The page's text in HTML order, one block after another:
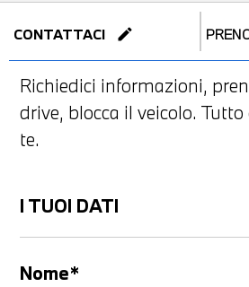
CONTATTACI edit
Richiedici informazioni,
drive, blocca il veicolo.
te.
I TUOI DATI
Nome*